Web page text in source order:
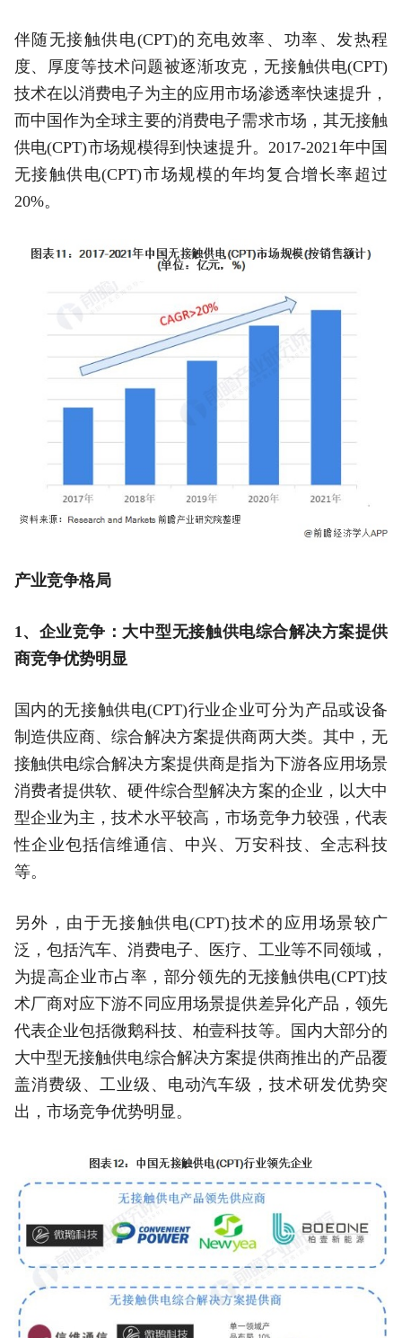
伴随无接触供电(CPT)的充电效率、功率、发热程
度、厚度等技术问题被逐渐攻克，无接触供电(CPT)
技术在以消费电子为主的应用市场渗透率快速提升，
而中国作为全球主要的消费电子需求市场，其无接触
供电(CPT)市场规模得到快速提升。2017-2021年中国
无接触供电(CPT)市场规模的年均复合增长率超过
20%。
产业竞争格局
1、企业竞争：大中型无接触供电综合解决方案提供
商竞争优势明显
国内的无接触供电(CPT)行业企业可分为产品或设备
制造供应商、综合解决方案提供商两大类。其中，无
接触供电综合解决方案提供商是指为下游各应用场景
消费者提供软、硬件综合型解决方案的企业，以大中
型企业为主，技术水平较高，市场竞争力较强，代表
性企业包括信维通信、中兴、万安科技、全志科技
等。
另外，由于无接触供电(CPT)技术的应用场景较广
泛，包括汽车、消费电子、医疗、工业等不同领域，
为提高企业市占率，部分领先的无接触供电(CPT)技
术厂商对应下游不同应用场景提供差异化产品，领先
代表企业包括微鹅科技、柏壹科技等。国内大部分的
大中型无接触供电综合解决方案提供商推出的产品覆
盖消费级、工业级、电动汽车级，技术研发优势突
出，市场竞争优势明显。